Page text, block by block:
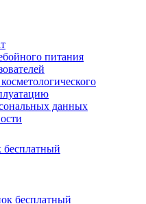
питания
данных
бесплатный
бесплатный